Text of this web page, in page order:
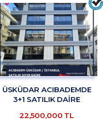
ÜSKÜDAR ACIBADEMDE
3+1 SATILIK DAİRE
22,500,000 TL